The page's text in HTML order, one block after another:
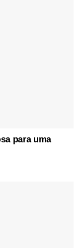
para uma